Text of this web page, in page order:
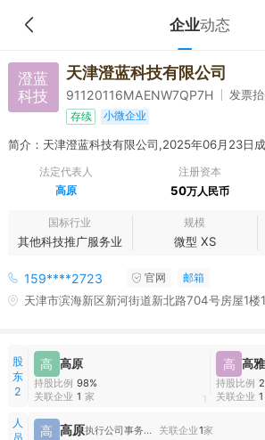
企业动态
澄蓝
科技
天津澄蓝科技有限公司
91120116MAENW7QP7H 发票
存续 小微企业
法定代表人
高原
注册资本
50万人民币
国标行业
其他科技推广服务业
规模
微型 XS
159****2723 官网 邮箱
股
东
2
高 高原
持股比例 98%
关联企业 1 家 1
高 高雅
持股比例
关联企业 1
人
高 高原 执行公司事务的董事,经理 关联企业1家